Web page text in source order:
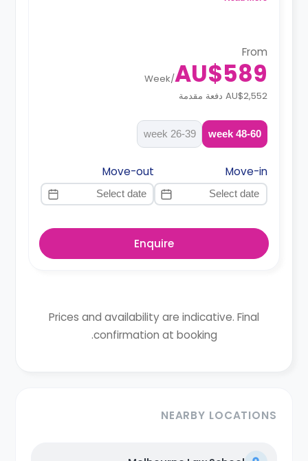
From
AU$589
/
Week
AU$2,552 دفعة مقدمة
48-60 week
26-39 week
Move-in
Move-out
Enquire
Prices and availability are indicative. Final
confirmation at booking.
NEARBY LOCATIONS